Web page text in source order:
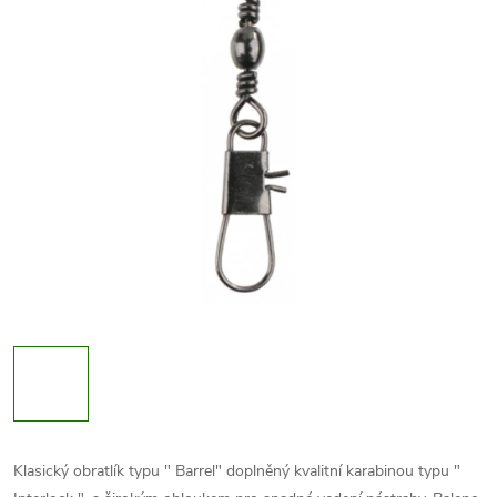
Klasický obratlík typu " Barrel" doplněný kvalitní karabinou typu "